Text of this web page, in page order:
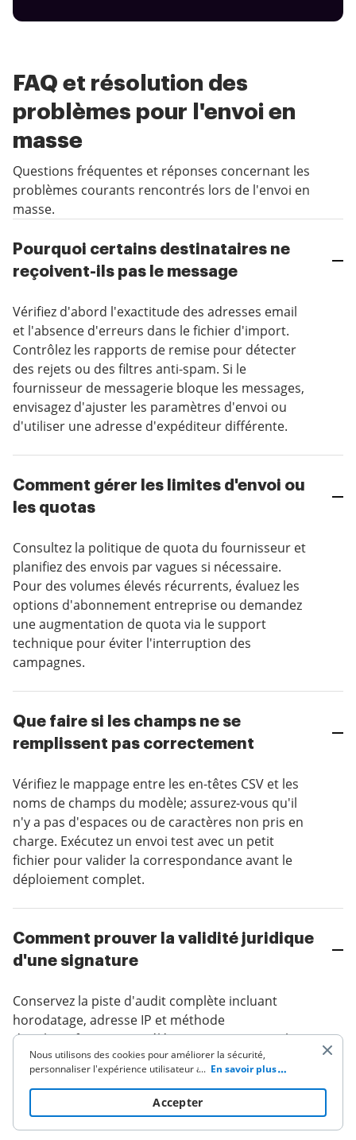
FAQ et résolution des
problèmes pour l'envoi en
masse
Questions fréquentes et réponses concernant les
problèmes courants rencontrés lors de l'envoi en
masse.
Pourquoi certains destinataires ne
reçoivent-ils pas le message
Vérifiez d'abord l'exactitude des adresses email
et l'absence d'erreurs dans le fichier d'import.
Contrôlez les rapports de remise pour détecter
des rejets ou des filtres anti-spam. Si le
fournisseur de messagerie bloque les messages,
envisagez d'ajuster les paramètres d'envoi ou
d'utiliser une adresse d'expéditeur différente.
Comment gérer les limites d'envoi ou
les quotas
Consultez la politique de quota du fournisseur et
planifiez des envois par vagues si nécessaire.
Pour des volumes élevés récurrents, évaluez les
options d'abonnement entreprise ou demandez
une augmentation de quota via le support
technique pour éviter l'interruption des
campagnes.
Que faire si les champs ne se
remplissent pas correctement
Vérifiez le mappage entre les en-têtes CSV et les
noms de champs du modèle; assurez-vous qu'il
n'y a pas d'espaces ou de caractères non pris en
charge. Exécutez un envoi test avec un petit
fichier pour valider la correspondance avant le
déploiement complet.
Comment prouver la validité juridique
d'une signature
Conservez la piste d'audit complète incluant
horodatage, adresse IP et méthode
d'authentification. Ces éléments soutiennent la
force probante selon ESIGN et UETA aux États-
Unis; pour secteurs réglementés, joignez toute
preuve d'identité supplémentaire.
Nous utilisons des cookies pour améliorer la sécurité,
personnaliser l'expérience utilisateur améliorer nos activités
de tiers) et pour une autre utilisation commerciale. Cliquez
pour lire notre politique de cookies. En cliquant sur «
... En savoir plus
Accepter